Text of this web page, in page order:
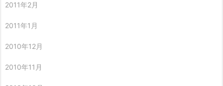
2011年2月
2011年1月
2010年12月
2010年11月